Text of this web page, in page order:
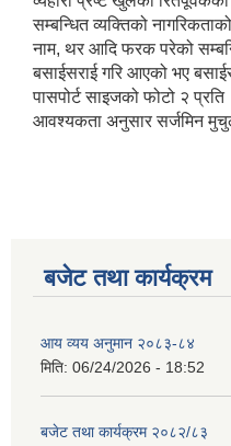
सम्बन्धित व्यक्तिको
नाम, थर आदि फरक परेको
बसाईसराई गरि आएको भए
पासपोर्ट साइजको फोटो २ प्रति
आवश्यकता अनुसार सर्जमिन
बजेट तथा कार्यक्रम
आय व्यय अनुमान २०८३-८४
मिति: 06/24/2026 - 18:52
बजेट तथा कार्यक्रम २०८२/८३